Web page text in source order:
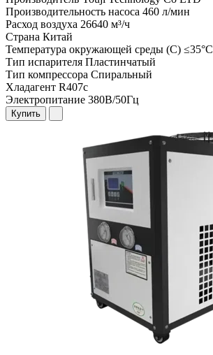
Производительность насоса 460 л/мин
Расход воздуха 26640 м³/ч
Страна Китай
Температура окружающей среды (С) ≤35°C
Тип испарителя Пластинчатый
Тип компрессора Спиральный
Хладагент R407c
Электропитание 380В/50Гц
Купить